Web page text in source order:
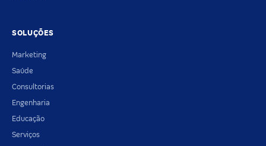
SOLUÇÕES
Marketing
Saúde
Consultorias
Engenharia
Educação
Serviços